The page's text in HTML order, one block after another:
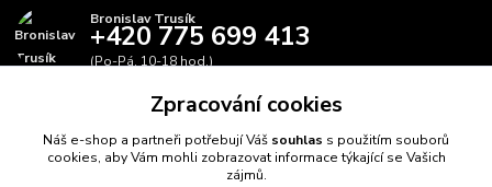
Bronislav Trusík
+420 775 699 413
(Po-Pá, 10-18 hod.)
info@bbfitness.czZpracování cookies
Náš e-shop a partneři potřebují Váš souhlas s použitím souborů
cookies, aby Vám mohli zobrazovat informace týkající se Vašich
zájmů.